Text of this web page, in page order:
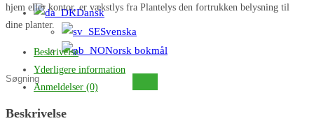
Dansk
Svenska
Norsk bokmål
Søg
denne
hjem eller kontor, er vækstlys fra Plantelys den fortrukken belysning til
dine planter.
Beskrivelse
Yderligere information
Anmeldelser (0)
Beskrivelse